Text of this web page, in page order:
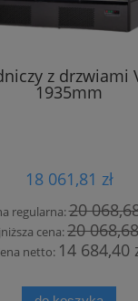
z drzwiami
1935mm
18 061,81 zł
regularna:20
cena:20
netto: 14 684,40